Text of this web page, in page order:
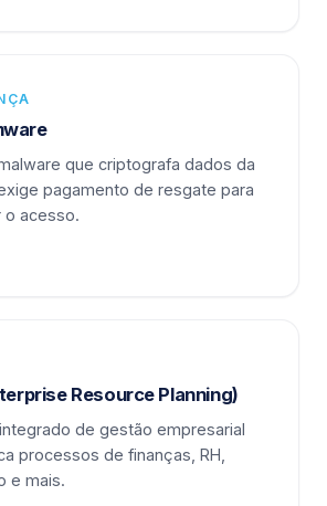
que criptografa dados da
pagamento de resgate para
o acesso.
Resource Planning)
de gestão empresarial
processos de finanças, RH,
e mais.